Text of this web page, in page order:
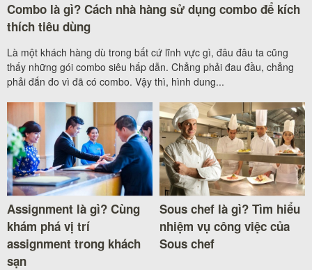
Combo là gì? Cách nhà hàng sử dụng combo để kích
thích tiêu dùng
Là một khách hàng dù trong bất cứ lĩnh vực gì, đâu đâu ta cũng
thấy những gói combo siêu hấp dẫn. Chẳng phải đau đầu, chẳng
phải đắn đo vì đã có combo. Vậy thì, hình dung...
Assignment là gì? Cùng
khám phá vị trí
assignment trong khách
sạn
Sous chef là gì? Tìm hiểu
nhiệm vụ công việc của
Sous chef